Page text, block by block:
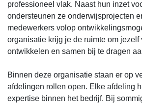
professioneel vlak. Naast hun inzet
ondersteunen ze onderwijsprojecten
medewerkers volop
organisatie krijg je de ruimte om jezelf
ontwikkelen en samen bij te dragen
Binnen deze organisatie staan er op
afdelingen rollen open. Elke afdeling
expertise binnen het bedrijf. Bij